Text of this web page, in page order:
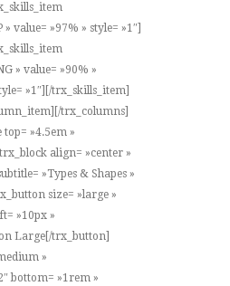
value= »97% » style= »1″]
» value= »90% »
»1″][/trx_skills_item]
trx_columns]
»4.5em »
align= »center »
»Types & Shapes »
size= »large »
»10px »
Large[/trx_button]
»
bottom= »1rem »